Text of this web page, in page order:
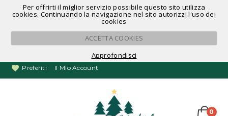
Per offrirti il miglior servizio possibile questo sito utilizza
cookies. Continuando la navigazione nel sito autorizzi l'uso dei
cookies
ACCETTA COOKIES
Approfondisci
Noleggio Alberi di Natale
Preferiti Il Mio Account
0